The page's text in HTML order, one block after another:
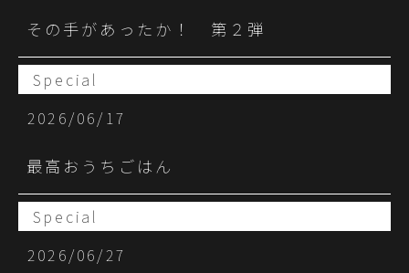
その手があったか！ 第２弾
Special
2026/06/17
最高おうちごはん
Special
2026/06/27